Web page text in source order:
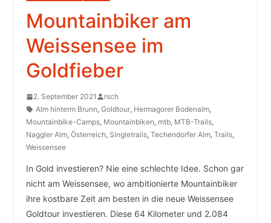
Mountainbiker am
Weissensee im
Goldfieber
2. September 2021
rsch
Alm hinterm Brunn, Goldtour, Hermagorer Bodenalm,
Mountainbike-Camps, Mountainbiken, mtb, MTB-Trails,
Naggler Alm, Österreich, Singletrails, Techendorfer Alm, Trails,
Weissensee
In Gold investieren? Nie eine schlechte Idee. Schon gar
nicht am Weissensee, wo ambitionierte Mountainbiker
ihre kostbare Zeit am besten in die neue Weissensee
Goldtour investieren. Diese 64 Kilometer und 2.084